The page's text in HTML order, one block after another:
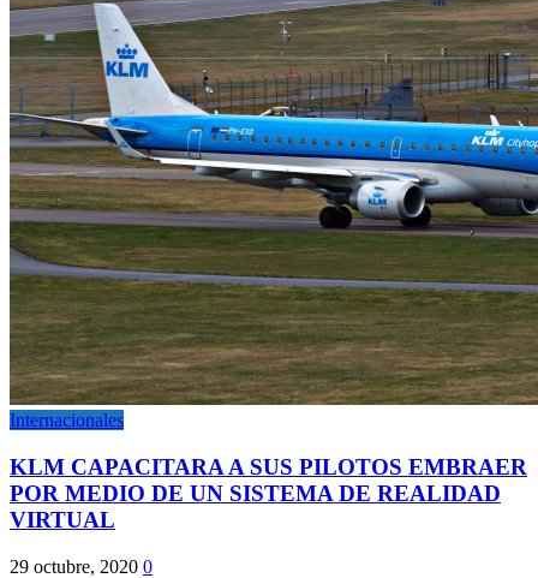
Internacionales
KLM CAPACITARA A SUS PILOTOS EMBRAER
POR MEDIO DE UN SISTEMA DE REALIDAD
VIRTUAL
29 octubre, 2020 0